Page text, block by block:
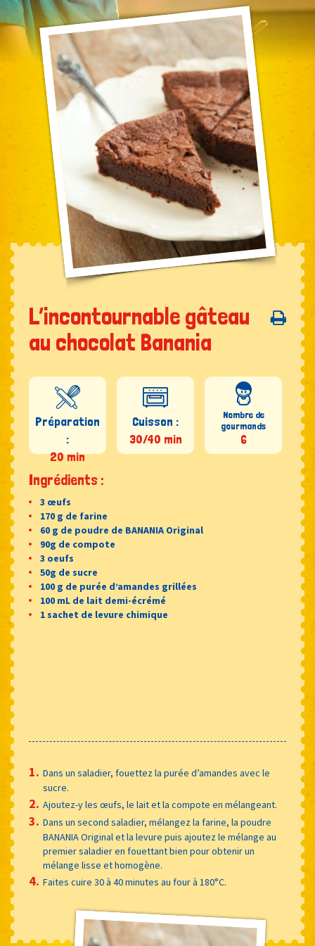
L’incontournable gâteau
au chocolat Banania
Préparation
:
20 min
Cuisson :
30/40 min
Nombre de
gourmands
6
Ingrédients :
3 œufs
170 g de farine
60 g de poudre de BANANIA Original
90g de compote
3 oeufs
50g de sucre
100 g de purée d’amandes grillées
100 mL de lait demi-écrémé
1 sachet de levure chimique
Dans un saladier, fouettez la purée d’amandes avec le
sucre.
Ajoutez-y les œufs, le lait et la compote en mélangeant.
Dans un second saladier, mélangez la farine, la poudre
BANANIA Original et la levure puis ajoutez le mélange au
premier saladier en fouettant bien pour obtenir un
mélange lisse et homogène.
Faites cuire 30 à 40 minutes au four à 180°C.